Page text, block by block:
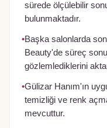
sürede ölçülebilir
bulunmaktadır.
•Başka salonlarda
Beauty'de süreç
gözlemlediklerini
•Gülizar Hanım'ın
temizliği ve renk
mevcuttur.